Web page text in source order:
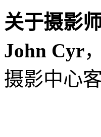
关于摄影
John Cyr
摄影中心